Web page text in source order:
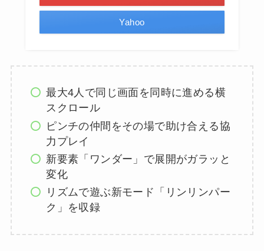
Yahoo
最大4人で同じ画面を同時に進める横
スクロール
ピンチの仲間をその場で助け合える協
力プレイ
新要素「ワンダー」で展開がガラッと
変化
リズムで遊ぶ新モード「リンリンパー
ク」を収録